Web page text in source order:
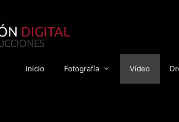
Inicio Fotografía Vídeo